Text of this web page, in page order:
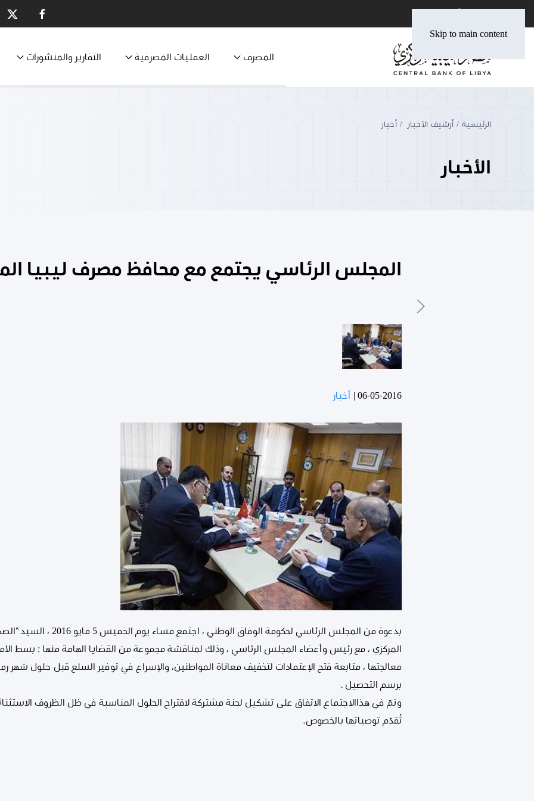
Skip to main content
المصرف العمليات المصرفية التقارير والمنشورات
الرئيسية أرشيف الأخبار أخبار
الأخبار
المجلس الرئاسي يجتمع مع محافظ مصرف ليبيا
06-05-2016 أخبار
بدعوة من المجلس الرئاسي لحكومة
المركزي ، مع رئيس وأعضاء المجلس الرئاسي ، وذلك لمناقشة مجموعة من القضايا الهامة منها : بسط
معالجتها ، متابعة فتح الإعتمادات لتخفيف معاناة المواطنين، والإسراع في توفير السلع قبل حلول شهر
برسم التحصيل .
وتمّ في هذاالاجتماع الاتفاق على تشكيل لجنة مشتركة لاقتراح الحلول المناسبة في ظل الظروف
تُقدّم توصياتها بالخصوص.